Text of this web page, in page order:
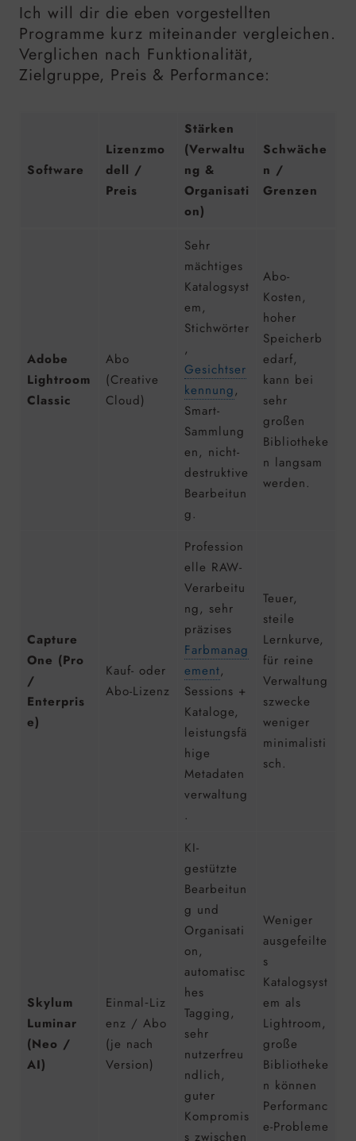
Ich will dir die eben vorgestellten
Programme kurz miteinander vergleichen.
Verglichen nach Funktionalität,
Zielgruppe, Preis & Performance:
Software
Lizenzmo
dell /
Preis
Stärken
(Verwaltu
ng &
Organisati
on)
Schwäche
n /
Grenzen
Adobe
Lightroom
Classic
Abo
(Creative
Cloud)
Sehr
mächtiges
Katalogsyst
em,
Stichwörter
,
Gesichtser
kennung,
Smart-
Sammlung
en, nicht-
destruktive
Bearbeitun
g.
Abo-
Kosten,
hoher
Speicherb
edarf,
kann bei
sehr
großen
Bibliotheke
n langsam
werden.
Capture
One (Pro
/
Enterpris
e)
Kauf- oder
Abo-Lizenz
Profession
elle RAW-
Verarbeitu
ng, sehr
präzises
Farbmanag
ement,
Sessions +
Kataloge,
leistungsfä
hige
Metadaten
verwaltung
.
Teuer,
steile
Lernkurve,
für reine
Verwaltung
szwecke
weniger
minimalisti
sch.
Skylum
Luminar
(Neo /
AI)
Einmal‑Liz
enz / Abo
(je nach
Version)
KI-
gestützte
Bearbeitun
g und
Organisati
on,
automatisc
hes
Tagging,
sehr
nutzerfreu
ndlich,
guter
Kompromis
s zwischen
Weniger
ausgefeilte
s
Katalogsyst
em als
Lightroom,
große
Bibliotheke
n können
Performanc
e-Probleme